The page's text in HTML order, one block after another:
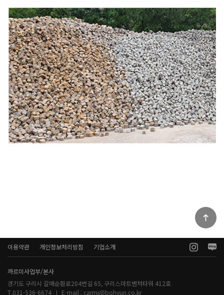
이용약관 개인정보처리방침 기업소개
까르미사업부/본사
경기도 구리시 갈매순환로204번길 65, 구리스마트벤처타워 412호
T.031-536-6674
E-mail : carmi@bohyun.co.kr